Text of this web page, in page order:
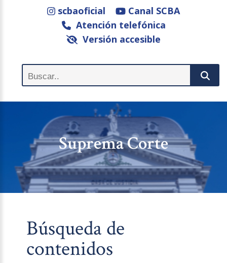
scbaoficial
Canal SCBA
Atención telefónica
Versión accesible
Suprema Corte
Búsqueda de
contenidos